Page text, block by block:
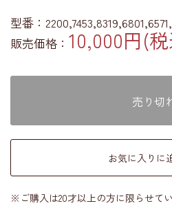
型番：
販売価格： 10,000円(
売り切
お気に入りに
※ご購入は20才以上の方に限らせてい